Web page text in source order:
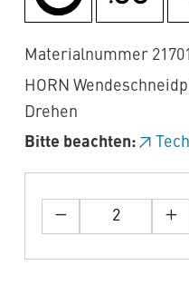
Materialnummer
HORN
Drehen
Bitte beachten: